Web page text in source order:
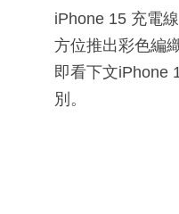
iPhone 15 充電
方位推出彩色編
即看下文iPhone
別。